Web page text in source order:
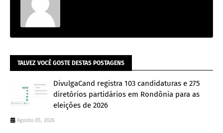
TALVEZ VOCÊ GOSTE DESTAS POSTAGENS
DivulgaCand registra 103 candidaturas e 275
diretórios partidários em Rondônia para as
eleições de 2026
Agosto 05, 2026